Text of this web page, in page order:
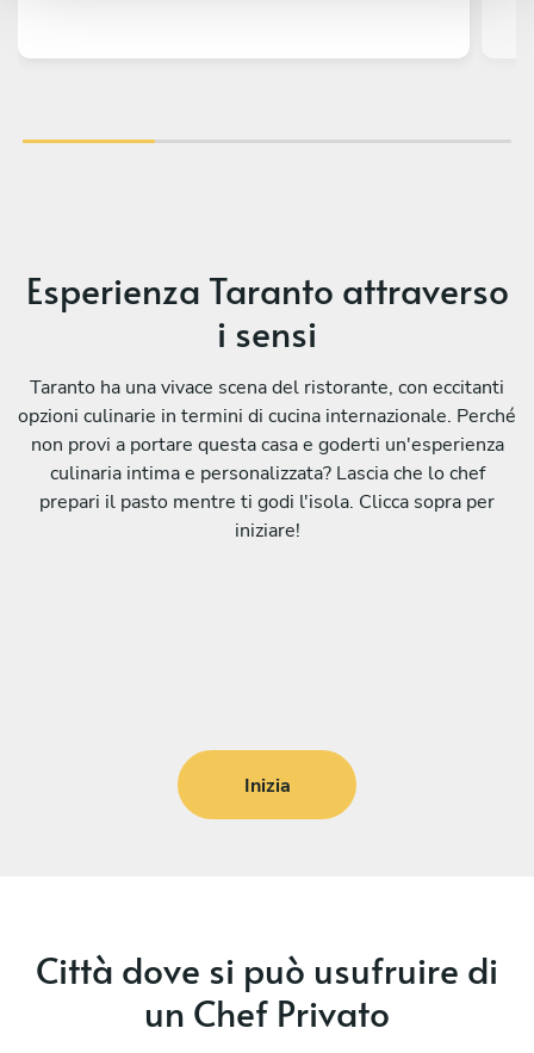
Esperienza Taranto attraverso
i sensi
Taranto ha una vivace scena del ristorante, con eccitanti
opzioni culinarie in termini di cucina internazionale. Perché
non provi a portare questa casa e goderti un'esperienza
culinaria intima e personalizzata? Lascia che lo chef
prepari il pasto mentre ti godi l'isola. Clicca sopra per
iniziare!
Inizia
Città dove si può usufruire di
un Chef Privato